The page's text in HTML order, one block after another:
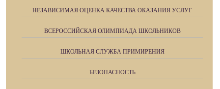
НЕЗАВИСИМАЯ ОЦЕНКА КАЧЕСТВА ОКАЗАНИЯ УСЛУГ
ВСЕРОССИЙСКАЯ ОЛИМПИАДА ШКОЛЬНИКОВ
ШКОЛЬНАЯ СЛУЖБА ПРИМИРЕНИЯ
БЕЗОПАСНОСТЬ